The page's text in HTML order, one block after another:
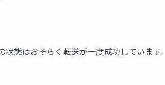
態はおそらく転送が一度成功していま